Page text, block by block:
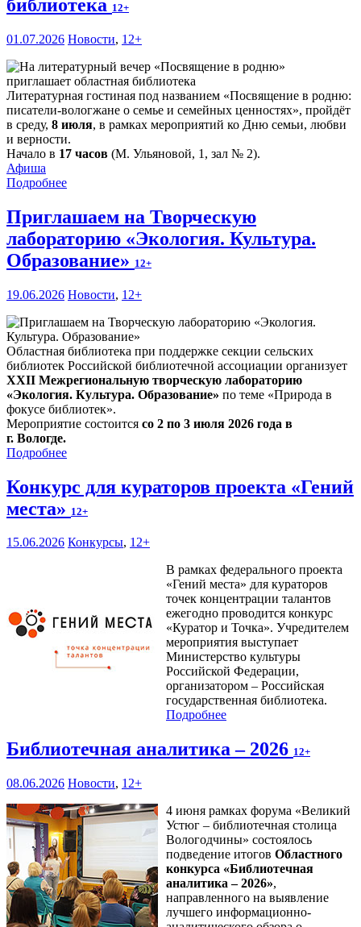
библиотека 12+
01.07.2026 Новости, 12+
Литературная гостиная под названием «Посвящение в родню:
писатели-вологжане о семье и семейных ценностях», пройдёт
в среду, 8 июля, в рамках мероприятий ко Дню семьи, любви
и верности.
Начало в 17 часов (М. Ульяновой, 1, зал № 2).
Афиша
Подробнее
Приглашаем на Творческую
лабораторию «Экология. Культура.
Образование» 12+
19.06.2026 Новости, 12+
Областная библиотека при поддержке секции сельских
библиотек Российской библиотечной ассоциации организует
XXII Межрегиональную творческую лабораторию
«Экология. Культура. Образование» по теме «Природа в
фокусе библиотек».
Мероприятие состоится со 2 по 3 июля 2026 года в
г. Вологде.
Подробнее
Конкурс для кураторов проекта «Гений
места» 12+
15.06.2026 Конкурсы, 12+
В рамках федерального проекта
«Гений места» для кураторов
точек концентрации талантов
ежегодно проводится конкурс
«Куратор и Точка». Учредителем
мероприятия выступает
Министерство культуры
Российской Федерации,
организатором – Российская
государственная библиотека.
Подробнее
Библиотечная аналитика – 2026 12+
08.06.2026 Новости, 12+
4 июня рамках форума «Великий
Устюг – библиотечная столица
Вологодчины» состоялось
подведение итогов Областного
конкурса «Библиотечная
аналитика – 2026»,
направленного на выявление
лучшего информационно-